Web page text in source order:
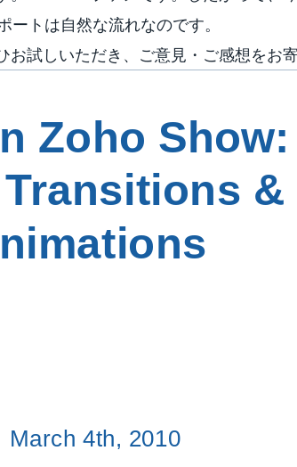
トは自然な流れなのです。
試しいただき、ご意見・ご感想をお